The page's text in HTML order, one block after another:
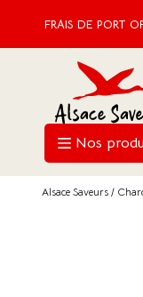
FRAIS DE PORT
Nos
Alsace Saveurs /